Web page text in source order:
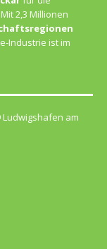
2,3 Millionen
Industrie ist im
am